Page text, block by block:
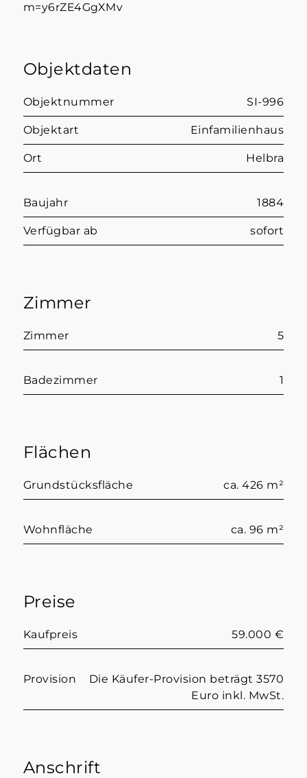
m=y6rZE4GgXMv
Objektdaten
Objektnummer SI-996
Objektart Einfamilienhaus
Ort Helbra
Baujahr 1884
Verfügbar ab sofort
Zimmer
Zimmer 5
Badezimmer 1
Flächen
Grundstücksfläche ca. 426 m²
Wohnfläche ca. 96 m²
Preise
Kaufpreis 59.000 €
Provision
Die Käufer-Provision beträgt 3570
Euro inkl. MwSt.
Anschrift